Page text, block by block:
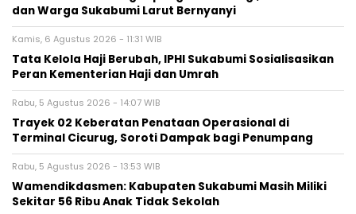
dan Warga Sukabumi Larut Bernyanyi
Kamis, 6 Agustus 2026 - 11:31 WIB
Tata Kelola Haji Berubah, IPHI Sukabumi Sosialisasikan
Peran Kementerian Haji dan Umrah
Rabu, 5 Agustus 2026 - 14:07 WIB
‎Trayek 02 Keberatan Penataan Operasional di
Terminal Cicurug, Soroti Dampak bagi Penumpang
Rabu, 5 Agustus 2026 - 13:53 WIB
Wamendikdasmen: Kabupaten Sukabumi Masih Miliki
Sekitar 56 Ribu Anak Tidak Sekolah